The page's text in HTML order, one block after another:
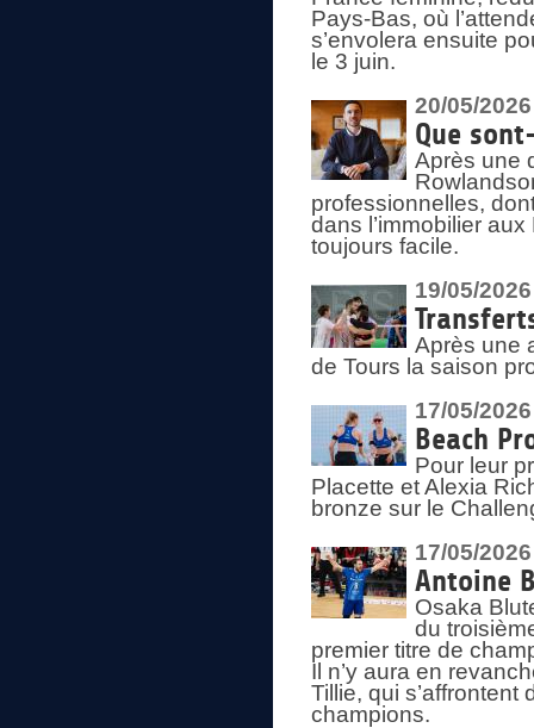
Pays-Bas, où
s’envolera ensuite
le 3 juin.
20/05/2026
Que
Après une
professionnelles,
dans l’immobilier
toujours facile.
19/05/2026
Après une
de Tours la saison
17/05/2026
Beach
Pour leur
Placette et Alexia
bronze sur le
17/05/2026
Antoine
Osaka
du
premier titre de
Il n’y aura en
Tillie, qui
champions.